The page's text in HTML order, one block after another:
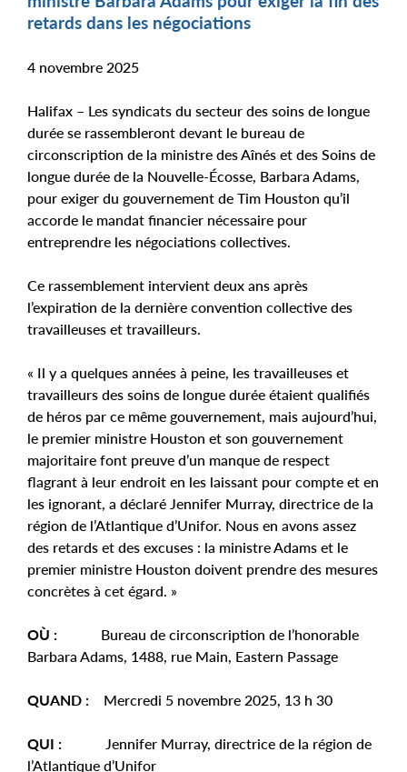
retards dans les négociations
4 novembre 2025
Halifax – Les syndicats du secteur des soins de longue
durée se rassembleront devant le bureau de
circonscription de la ministre des Aînés et des Soins de
longue durée de la Nouvelle-Écosse, Barbara Adams,
pour exiger du gouvernement de Tim Houston qu’il
accorde le mandat financier nécessaire pour
entreprendre les négociations collectives.
Ce rassemblement intervient deux ans après
l’expiration de la dernière convention collective des
travailleuses et travailleurs.
« Il y a quelques années à peine, les travailleuses et
travailleurs des soins de longue durée étaient qualifiés
de héros par ce même gouvernement, mais aujourd’hui,
le premier ministre Houston et son gouvernement
majoritaire font preuve d’un manque de respect
flagrant à leur endroit en les laissant pour compte et en
les ignorant, a déclaré Jennifer Murray, directrice de la
région de l’Atlantique d’Unifor. Nous en avons assez
des retards et des excuses : la ministre Adams et le
premier ministre Houston doivent prendre des mesures
concrètes à cet égard. »
OÙ : Bureau de circonscription de l’honorable
Barbara Adams, 1488, rue Main, Eastern Passage
QUAND : Mercredi 5 novembre 2025, 13 h 30
QUI :
Jennifer Murray, directrice de la région de
l’Atlantique d’Unifor